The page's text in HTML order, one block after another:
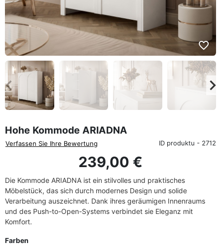
favorite_border
Zurück
Hohe Kommode ARIADNA
Verfassen Sie Ihre Bewertung ID produktu - 2712
239,00 €
Die Kommode ARIADNA ist ein stilvolles und praktisches
Möbelstück, das sich durch modernes Design und solide
Verarbeitung auszeichnet. Dank ihres geräumigen Innenraums
und des Push-to-Open-Systems verbindet sie Eleganz mit
Komfort.
Farben